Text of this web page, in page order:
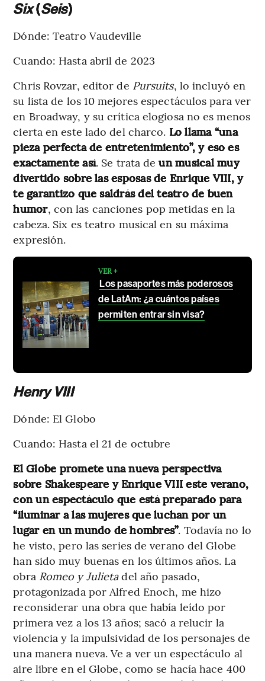
Six(Seis)
Dónde: Teatro Vaudeville
Cuando: Hasta abril de 2023
Chris Rovzar, editor de Pursuits, lo incluyó en
su lista de los 10 mejores espectáculos para ver
en Broadway, y su crítica elogiosa no es menos
cierta en este lado del charco. Lo llama “una
pieza perfecta de entretenimiento”, y eso es
exactamente así. Se trata deun musical muy
divertido sobre las esposas de Enrique VIII, y
te garantizo que saldrás del teatro de buen
humor, con las canciones pop metidas en la
cabeza. Six es teatro musical en su máxima
expresión.
VER +
Los pasaportes más poderosos
de LatAm: ¿a cuántos países
permiten entrar sin visa?
Henry VIII
Dónde: El Globo
Cuando: Hasta el 21 de octubre
El Globe promete una nueva perspectiva
sobre Shakespeare y Enrique VIII este verano,
con un espectáculo que está preparado para
“iluminar a las mujeres que luchan por un
lugar en un mundo de hombres”. Todavía no lo
he visto, pero las series de verano del Globe
han sido muy buenas en los últimos años. La
obra Romeo y Julietadel año pasado,
protagonizada por Alfred Enoch, me hizo
reconsiderar una obra que había leído por
primera vez a los 13 años; sacó a relucir la
violencia y la impulsividad de los personajes de
una manera nueva. Ve a ver un espectáculo al
aire libre en el Globe, como se hacía hace 400